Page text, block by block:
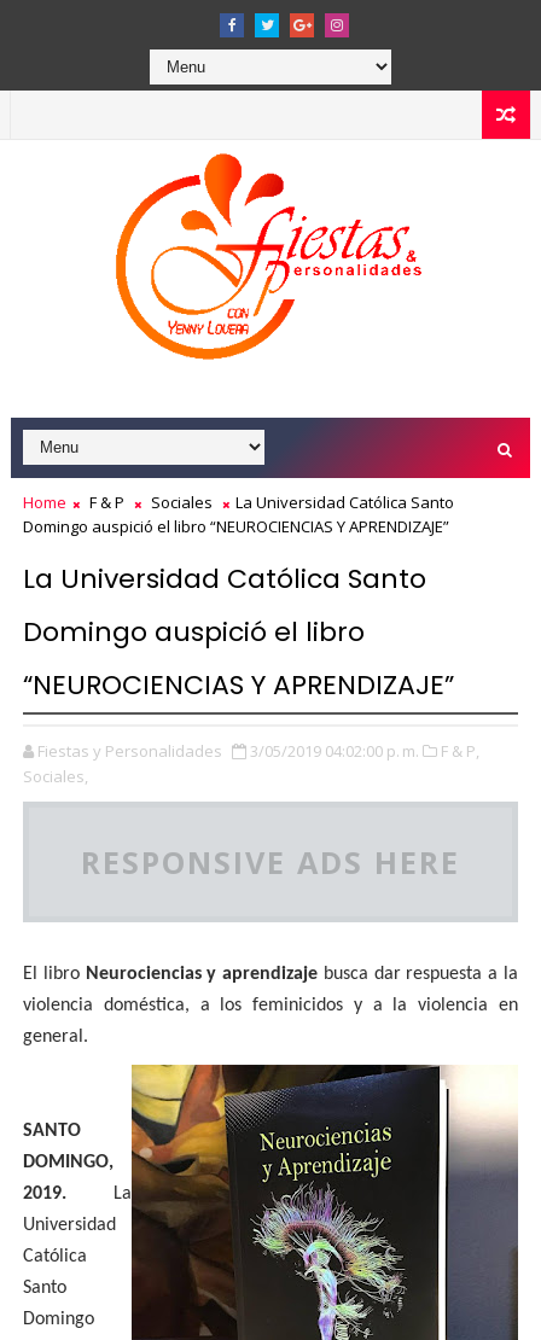
Home F & P Sociales
La Universidad Católica Santo
Domingo auspició el libro “NEUROCIENCIAS Y APRENDIZAJE”
La Universidad Católica Santo
Domingo auspició el libro
“NEUROCIENCIAS Y APRENDIZAJE”
Fiestas y Personalidades 3/05/2019 04:02:00 p. m.
F & P,
Sociales,
RESPONSIVE ADS HERE
El libro Neurociencias y aprendizaje busca dar respuesta a la
violencia doméstica, a los feminicidos y a la violencia en
general.
SANTO
DOMINGO,
2019.
La
Universidad
Católica
Santo
Domingo